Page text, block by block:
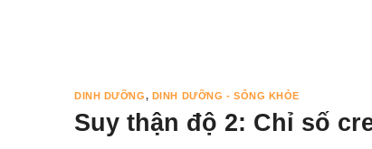
DINH DƯỠNG, DINH DƯỠNG - SỐNG KHỎE
Suy thận độ 2: Chỉ số